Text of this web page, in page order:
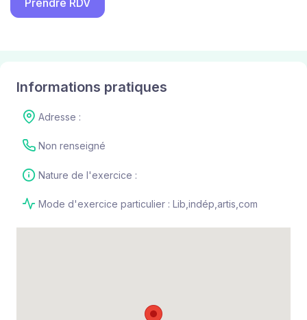
Prendre RDV
Informations pratiques
Adresse :
Non renseigné
Nature de l'exercice :
Mode d'exercice particulier : Lib,indép,artis,com